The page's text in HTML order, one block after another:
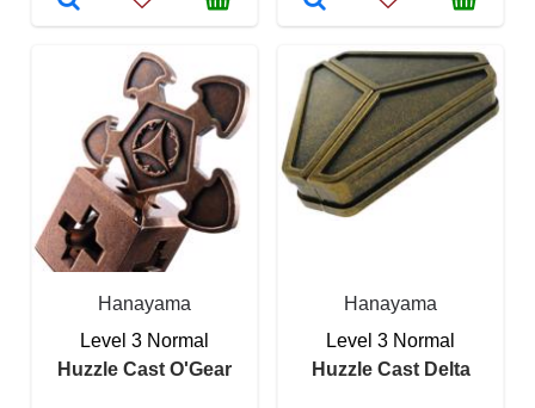
Hanayama
Level 3 Normal
Huzzle Cast O'Gear
Hanayama
Level 3 Normal
Huzzle Cast Delta